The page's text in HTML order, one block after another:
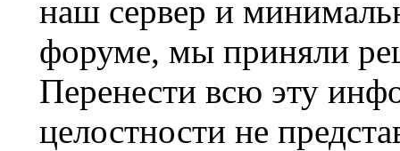
наш сервер и
форуме, мы приняли
Перенести всю эту
целостности не